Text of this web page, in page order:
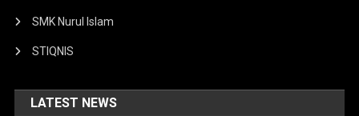
SMK Nurul Islam
STIQNIS
LATEST NEWS